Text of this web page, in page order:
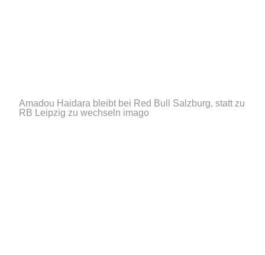
Amadou Haidara bleibt bei Red Bull Salzburg, statt zu
RB Leipzig zu wechseln imago